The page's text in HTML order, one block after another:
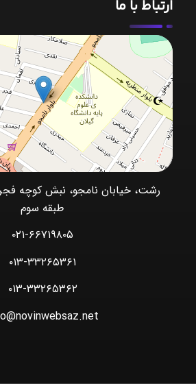
ارتباط با ما
رشت، خیابان نامجو، نبش کوچه
طبقه سوم
۰۲۱-۶۶۷۱۹۸۰۵
۰۱۳-۳۳۲۶۵۳۶۱
۰۱۳-۳۳۲۶۵۳۶۲